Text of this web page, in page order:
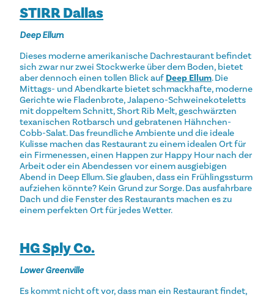
STIRR Dallas
Deep Ellum
Dieses moderne amerikanische Dachrestaurant befindet
sich zwar nur zwei Stockwerke über dem Boden, bietet
aber dennoch einen tollen Blick auf Deep Ellum. Die
Mittags- und Abendkarte bietet schmackhafte, moderne
Gerichte wie Fladenbrote, Jalapeno-Schweinekoteletts
mit doppeltem Schnitt, Short Rib Melt, geschwärzten
texanischen Rotbarsch und gebratenen Hähnchen-
Cobb-Salat. Das freundliche Ambiente und die ideale
Kulisse machen das Restaurant zu einem idealen Ort für
ein Firmenessen, einen Happen zur Happy Hour nach der
Arbeit oder ein Abendessen vor einem ausgiebigen
Abend in Deep Ellum. Sie glauben, dass ein Frühlingssturm
aufziehen könnte? Kein Grund zur Sorge. Das ausfahrbare
Dach und die Fenster des Restaurants machen es zu
einem perfekten Ort für jedes Wetter.
HG Sply Co.
Lower Greenville
Es kommt nicht oft vor, dass man ein Restaurant findet,